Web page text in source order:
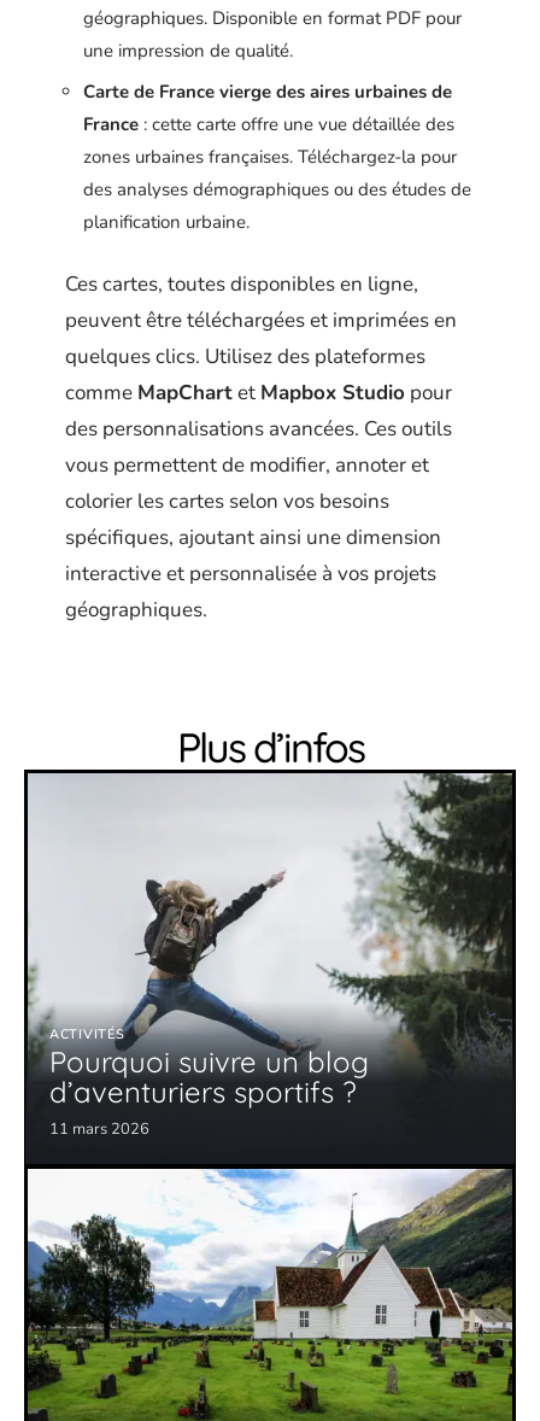
géographiques. Disponible en format PDF pour
une impression de qualité.
Carte de France vierge des aires urbaines de
France : cette carte offre une vue détaillée des
zones urbaines françaises. Téléchargez-la pour
des analyses démographiques ou des études de
planification urbaine.
Ces cartes, toutes disponibles en ligne,
peuvent être téléchargées et imprimées en
quelques clics. Utilisez des plateformes
comme MapChartet Mapbox Studio pour
des personnalisations avancées. Ces outils
vous permettent de modifier, annoter et
colorier les cartes selon vos besoins
spécifiques, ajoutant ainsi une dimension
interactive et personnalisée à vos projets
géographiques.
Plus d’infos
ACTIVITÉS
Pourquoi suivre un blog
d’aventuriers sportifs ?
11 mars 2026